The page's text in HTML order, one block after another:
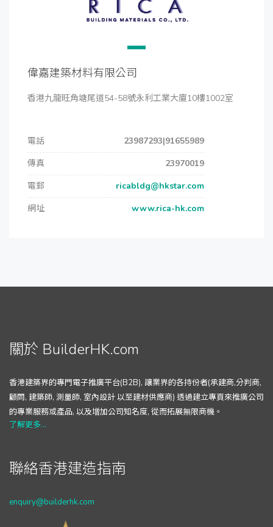
偉嘉建築材料有限公司
香港九龍旺角塘尾道54-58號永利工業大廈10樓1002室
電話
23987293|91655989
傳真
23970019
電郵
ricabldg@hkstar.com
網址
www.rica-hk.com
關於 BuilderHK.com
香港建築界的專門電子推廣平台(B2B), 讓業界的各持份者(承建商,分判商,
顧問, 建築師, 測量師, 室內設計 以至建材供應商) 透過建立專頁來推廣公司
的專業服務或產品, 以及增加公司知名度, 從而拓展無限商機。
了解更多...
聯絡香港建造指南
enquiry@builderhk.com